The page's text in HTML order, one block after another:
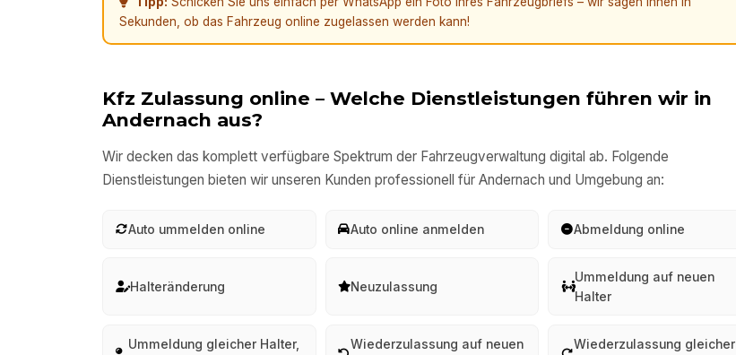
Sekunden, ob das Fahrzeug online zugelassen werden kann!
Kfz Zulassung online – Welche Dienstleistungen führen wir in
Andernach aus?
Wir decken das komplett verfügbare Spektrum der Fahrzeugverwaltung digital ab. Folgende
Dienstleistungen bieten wir unseren Kunden professionell für Andernach und Umgebung an:
Auto ummelden online Auto online anmelden Abmeldung online
Halteränderung Neuzulassung
Ummeldung auf neuen
Halter
Ummeldung gleicher Halter,
Wiederzulassung auf neuen
Wiederzulassung gleicher